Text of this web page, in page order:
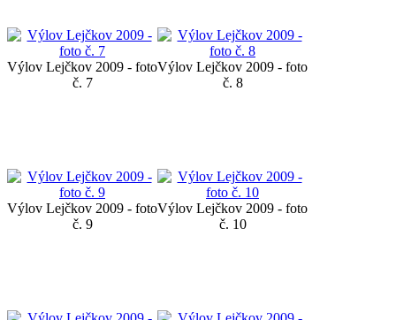
Výlov Lejčkov 2009 - foto
č. 7
Výlov Lejčkov 2009 - foto
č. 8
Výlov Lejčkov 2009 - foto
č. 9
Výlov Lejčkov 2009 - foto
č. 10